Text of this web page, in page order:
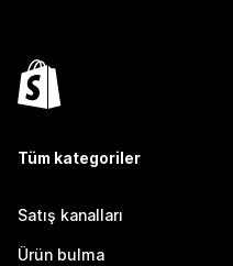
Tüm kategoriler
Satış kanalları
Ürün bulma